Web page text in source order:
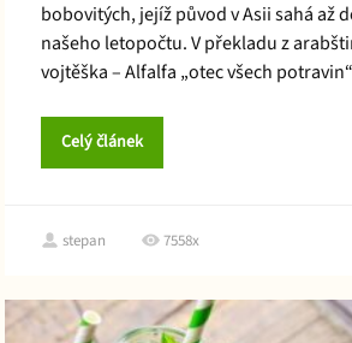
bobovitých, jejíž původ v Asii sahá až
našeho letopočtu. V překladu z
vojtěška – Alfalfa „otec všech
Celý článek
stepan 7558x